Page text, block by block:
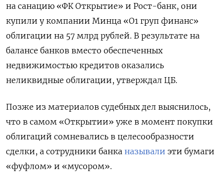
на санацию «ФК Открытие» и Рост-банк, они
купили у компании Минца «О1 груп финанс»
облигации на 57 млрд рублей. В результате на
балансе банков вместо обеспеченных
недвижимостью кредитов оказались
неликвидные облигации, утверждал ЦБ.
Позже из материалов судебных дел выяснилось,
что в самом «Открытии» уже в момент покупки
облигаций сомневались в целесообразности
сделки, а сотрудники банка называли эти бумаги
«фуфлом» и «мусором».